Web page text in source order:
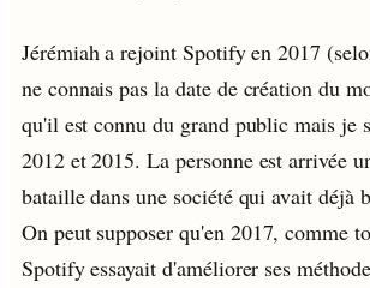
Jérémiah a rejoint Spotify en 2017
ne connais pas la date de création du
qu'il est connu du grand public mais je
2012 et 2015. La personne est arrivée
bataille dans une société qui avait déjà
On peut supposer qu'en 2017, comme
Spotify essayait d'améliorer ses